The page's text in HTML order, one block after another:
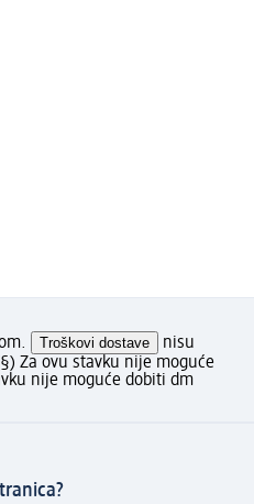
Troškovi dostave
nisu
Za ovu stavku nije moguće
nije moguće dobiti dm